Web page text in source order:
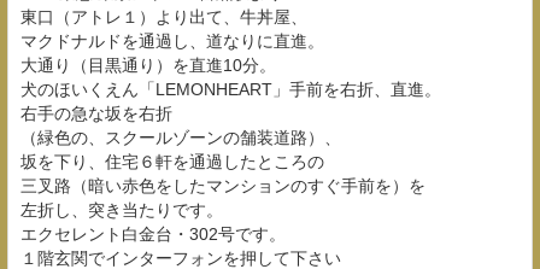
東口（アトレ１）より出て、牛丼屋、
マクドナルドを通過し、道なりに直進。
大通り（目黒通り）を直進10分。
犬のほいくえん「LEMONHEART」手前を右折、直進。
右手の急な坂を右折
（緑色の、スクールゾーンの舗装道路）、
坂を下り、住宅６軒を通過したところの
三叉路（暗い赤色をしたマンションのすぐ手前を）を
左折し、突き当たりです。
エクセレント白金台・302号です。
１階玄関でインターフォンを押して下さい